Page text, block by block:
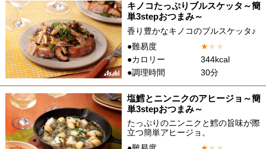
キノコたっぷりブルスケッタ～簡
単3stepおつまみ～
香り豊かなキノコのブルスケッタ♪
●難易度
★★ ★
●カロリー
344kcal
●調理時間
30分
塩鱈とニンニクのアヒージョ～簡
単3stepおつまみ～
たっぷりのニンニクと鱈の旨味が際
立つ簡単アヒージョ。